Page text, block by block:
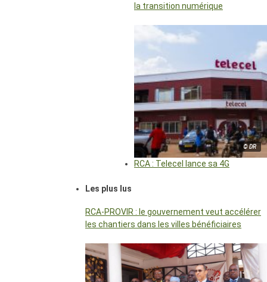
la transition numérique
© DR
RCA : Telecel lance sa 4G
Les plus lus
RCA-PROVIR : le gouvernement veut accélérer
les chantiers dans les villes bénéficiaires